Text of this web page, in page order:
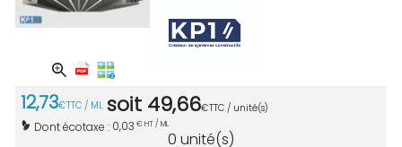
12,73€TTC / ML soit 49,66€TTC / unité(s)
Dont écotaxe : 0,03 € HT / ML
0 unité(s)